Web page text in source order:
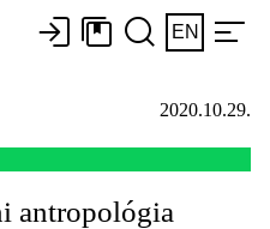
EN
2020.10.29.
antropológia